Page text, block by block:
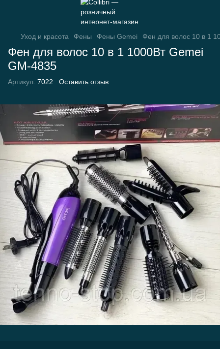
Уход и красота Фены Фены Gemei Фен для волос 10 в 1
Фен для волос 10 в 1 1000Вт Gemei
GM-4835
Артикул: 7022 Оставить отзыв